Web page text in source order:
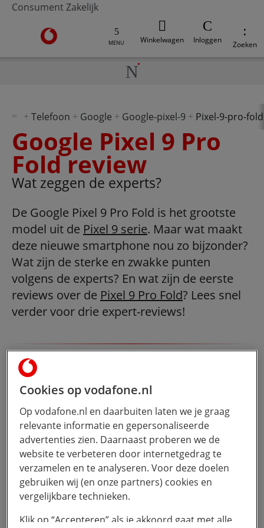
Consument Zakelijk
Ga naar de Vodafone homepage
MENU Winkelwagen Inloggen Zoeken
Telefoon Google Google-pixel-9 Pixel-9-pro-
Google Pixel 9 Pro
Fold review
Wat zeggen de experts?
De Google Pixel 9 Pro Fold is het grootste
model uit de Pixel 9 serie. Maar wat maakt
deze nieuwe smartphone nou zo bijzonder?
Wat zijn de sterke en zwakke punten
volgens de experts? En wat zijn de eerste
reviews over de Pixel 9 Pro Fold? Lees snel
verder voor drie expert-reviews!
“Het is duidelijk dat Google de boodschap
heeft begrepen: het gaat niet alleen om
specificaties, maar ook om een oogstrelend en
aantrekkelijk design. De Google Pixel 9 Pro Fold
heeft dat in overvloed.”
Review Techradar.com
Op de website van Techradargeven ze complimenten
aan het design van de Google Pixel 9 Pro Fold. Het
model maakt gebruik van premium materialen en
vlakke oppervlakken. Zo maakt de Pixel 9 Pro Fold
Cookies op vodafone.nl
Op vodafone.nl en daarbuiten laten we je graag
relevante informatie en gepersonaliseerde
advertenties zien. Daarnaast proberen we de
website te verbeteren door internetgedrag te
verzamelen en te analyseren. Voor deze doelen
gebruiken wij (en onze partners) cookies en
vergelijkbare technieken.
Klik op “Accepteren” als je akkoord gaat met alle